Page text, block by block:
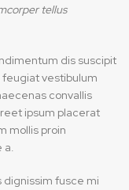
tellus
dis suscipit
feugiat vestibulum
convallis
ipsum placerat
mollis proin
a.
dignissim fusce mi